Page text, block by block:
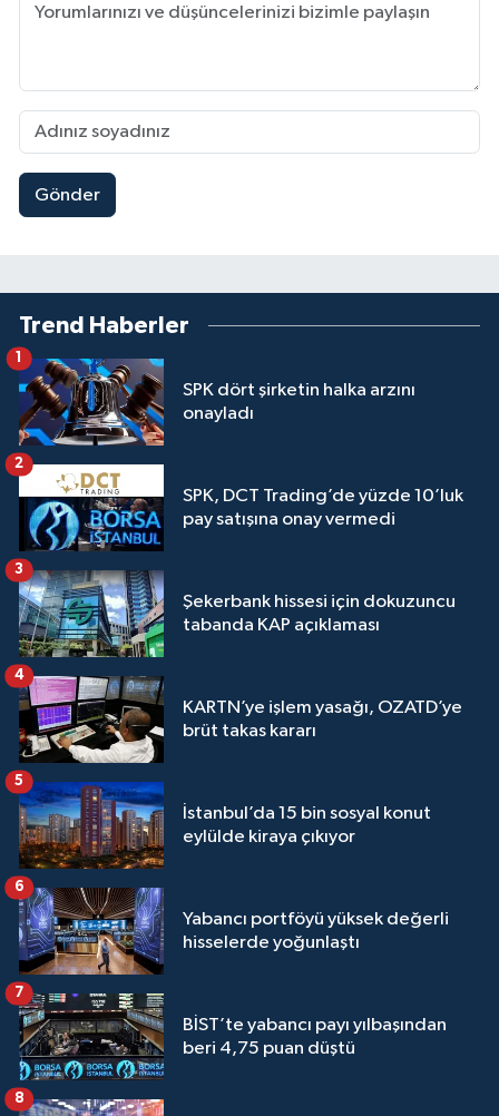
Gönder
Trend Haberler
SPK dört şirketin halka arzını
onayladı
1
SPK, DCT Trading’de yüzde 10’luk
pay satışına onay vermedi
2
Şekerbank hissesi için dokuzuncu
tabanda KAP açıklaması
3
KARTN’ye işlem yasağı, OZATD’ye
brüt takas kararı
4
İstanbul’da 15 bin sosyal konut
eylülde kiraya çıkıyor
5
Yabancı portföyü yüksek değerli
hisselerde yoğunlaştı
6
BİST’te yabancı payı yılbaşından
beri 4,75 puan düştü
7
8